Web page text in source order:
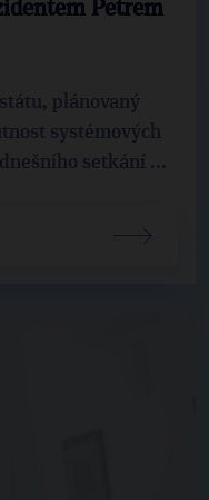
Petrem
plánovaný
systémových
setkání ...